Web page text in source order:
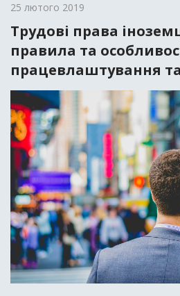
25 лютого 2019
Трудові права
правила та
працевлаштування